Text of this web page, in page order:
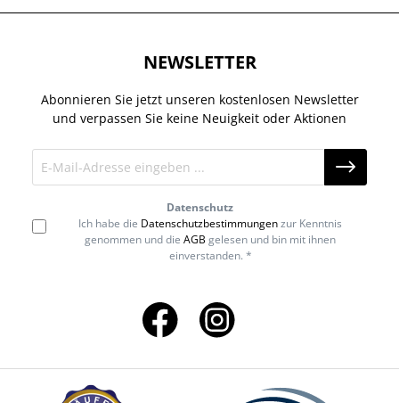
NEWSLETTER
Abonnieren Sie jetzt unseren kostenlosen Newsletter
und verpassen Sie keine Neuigkeit oder Aktionen
Datenschutz
Ich habe die Datenschutzbestimmungenzur Kenntnis
genommen und die AGB gelesen und bin mit ihnen
einverstanden. *